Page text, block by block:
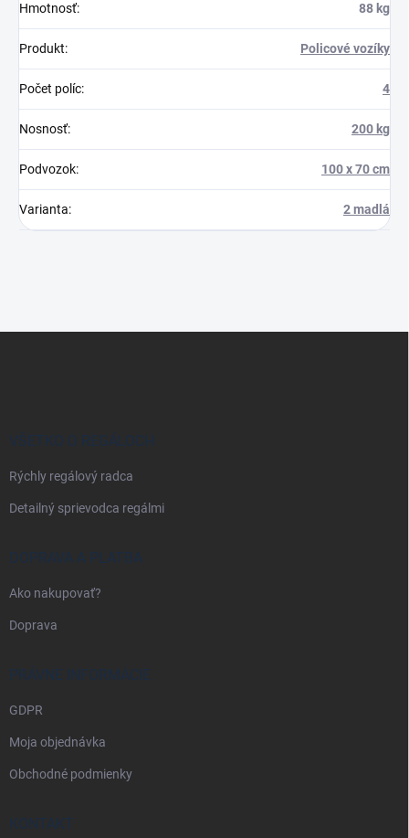
Hmotnosť: 88 kg
Produkt: Policové vozíky
Počet políc: 4
Nosnosť: 200 kg
Podvozok: 100 x 70 cm
Varianta: 2 madlá
VŠETKO O REGÁLOCH
Rýchly regálový radca
Detailný sprievodca regálmi
DOPRAVA A PLATBA
Ako nakupovať?
Doprava
PRÁVNE INFORMÁCIE
GDPR
Moja objednávka
Obchodné podmienky
KONTAKT